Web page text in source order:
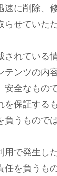
速に削除、
らせていた
されている
テンツの内
安全なもの
を保証する
負うもので
用で発生し
任を負うも